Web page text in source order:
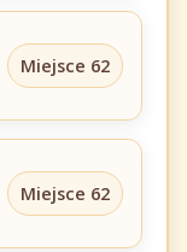
Miejsce 62
Miejsce 62